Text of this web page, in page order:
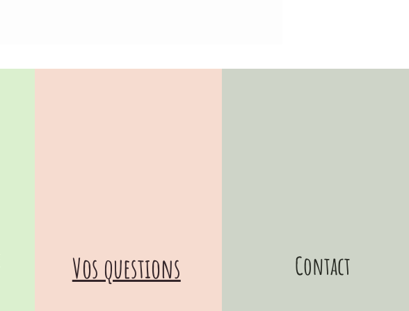
Le tout est envoyé dans une enveloppe
35 à 70 cm maximum de la poitrine du bébé
pour le confort de sa tête et une meilleure
Vos questions Contact